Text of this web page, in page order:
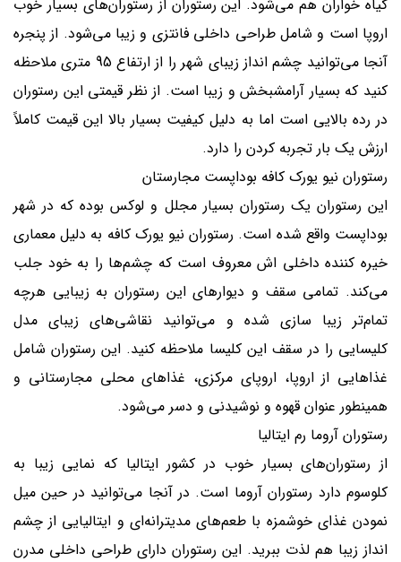
گیاه خواران هم می‌شود. این رستوران از رستوران‌های بسیار خوب
اروپا است و شامل طراحی داخلی فانتزی و زیبا می‌شود. از پنجره
آنجا می‌توانید چشم انداز زیبای شهر را از ارتفاع 95 متری ملاحظه
کنید که بسیار آرامشبخش و زیبا است. از نظر قیمتی این رستوران
در رده بالایی است اما به دلیل کیفیت بسیار بالا این قیمت کاملاً
ارزش یک بار تجربه کردن را دارد.
رستوران نیو یورک کافه بوداپست مجارستان
این رستوران یک رستوران بسیار مجلل و لوکس بوده که در شهر
بوداپست واقع شده است. رستوران نیو یورک کافه به دلیل معماری
خیره کننده داخلی اش معروف است که چشم‌ها را به خود جلب
می‌کند. تمامی سقف و دیوارهای این رستوران به زیبایی هرچه
تمام‌تر زیبا سازی شده و می‌توانید نقاشی‌های زیبای مدل
کلیسایی را در سقف این کلیسا ملاحظه کنید. این رستوران شامل
غذاهایی از اروپا، اروپای مرکزی، غذاهای محلی مجارستانی و
همینطور عنوان قهوه و نوشیدنی و دسر می‌شود.
رستوران آروما رم ایتالیا
از رستوران‌های بسیار خوب در کشور ایتالیا که نمایی زیبا به
کلوسوم دارد رستوران آروما است. در آنجا می‌توانید در حین میل
نمودن غذای خوشمزه با طعم‌های مدیترانه‌ای و ایتالیایی از چشم‌
انداز زیبا هم لذت ببرید. این رستوران دارای طراحی داخلی مدرن